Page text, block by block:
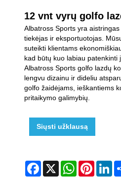
12 vnt vyrų golfo
Albatross Sports yra
tiekėjas ir eksportuotojas.
suteikti klientams
kad būtų kuo labiau patenkinti
Albatross Sports golfo lazdų
lengvu dizainu ir dideliu
golfo žaidėjams, ieškantiems
pritaikymo galimybių.
Siųsti užklausą
Facebook
X WhatsApp